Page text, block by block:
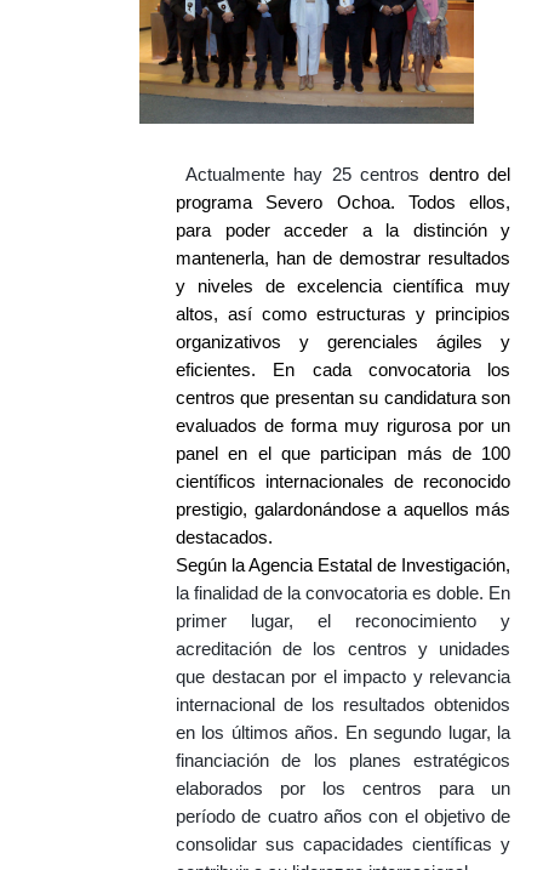
Actualmente hay 25 centros dentro del
programa Severo Ochoa. Todos ellos,
para poder acceder a la distinción y
mantenerla, han de demostrar resultados
y niveles de excelencia científica muy
altos, así como estructuras y principios
organizativos y gerenciales ágiles y
eficientes. En cada convocatoria los
centros que presentan su candidatura son
evaluados de forma muy rigurosa por un
panel en el que participan más de 100
científicos internacionales de reconocido
prestigio, galardonándose a aquellos más
destacados.
Según la Agencia Estatal de Investigación,
la finalidad de la convocatoria es doble. En
primer lugar, el reconocimiento y
acreditación de los centros y unidades
que destacan por el impacto y relevancia
internacional de los resultados obtenidos
en los últimos años. En segundo lugar, la
financiación de los planes estratégicos
elaborados por los centros para un
período de cuatro años con el objetivo de
consolidar sus capacidades científicas y